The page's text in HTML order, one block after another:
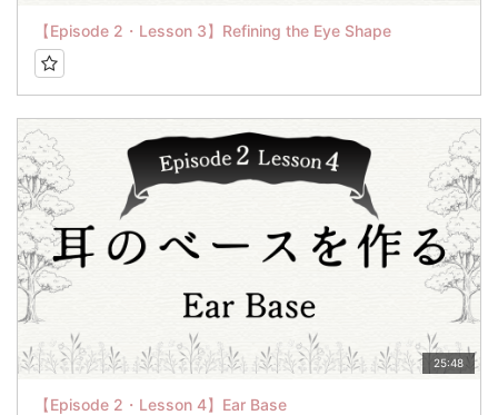
【Episode 2・Lesson 3】Refining the Eye Shape
25:48
【Episode 2・Lesson 4】Ear Base